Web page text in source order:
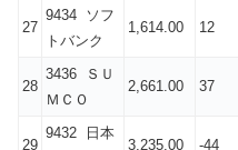
27
9434 ソフ
トバンク
1,614.00 12
28
3436 ＳＵ
ＭＣＯ
2,661.00 37
29
9432 日本
3,235.00 -44